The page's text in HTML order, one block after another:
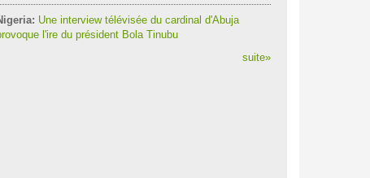
Une interview télévisée du cardinal d'Abuja
l'ire du président Bola Tinubu
suite»